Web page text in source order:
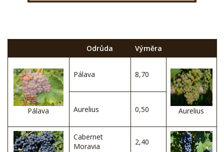
Odrůda Výměra
Pálava
Pálava 8,70
Aurelius
Aurelius 0,50
Cabernet
Moravia
2,40